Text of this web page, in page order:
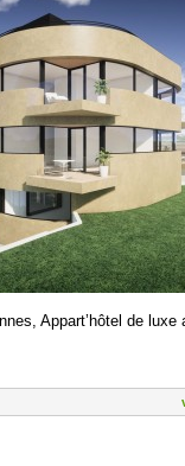
Appart’hôtel de